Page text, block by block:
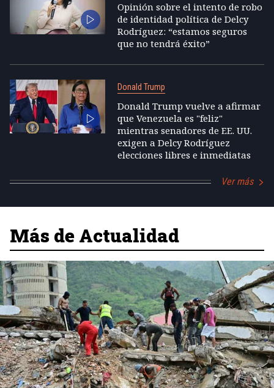
Opinión sobre el intento de robo
de identidad política de Delcy
Rodríguez: “estamos seguros
que no tendrá éxito”
Donald Trump
Donald Trump vuelve a afirmar
que Venezuela es "feliz"
mientras senadores de EE. UU.
exigen a Delcy Rodríguez
elecciones libres e inmediatas
Ver más
Más de Actualidad